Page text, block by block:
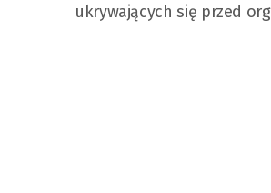
ukrywających się przed